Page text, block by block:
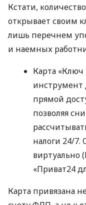
Кстати,
открывает своим
лишь перечнем
и наемных
Карта «Ключ
прямой
позволяя
налоги 24/
виртуально
«Приват24
Карта привязана